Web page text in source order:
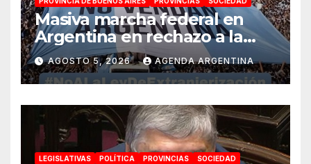
Masiva marcha federal en
Argentina en rechazo a la
reforma de la Ley de Tierras
impulsada por Milei: «La
soberanía no se negocia»
AGOSTO 5, 2026 AGENDA ARGENTINA
LEGISLATIVAS POLÍTICA PROVINCIAS SOCIEDAD